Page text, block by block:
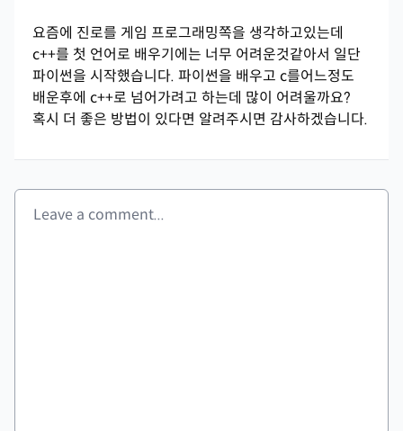
요즘에 진로를 게임 프로그래밍쪽을 생각하고있는데
c++를 첫 언어로 배우기에는 너무 어려운것같아서 일단
파이썬을 시작했습니다. 파이썬을 배우고 c를어느정도
배운후에 c++로 넘어가려고 하는데 많이 어려울까요?
혹시 더 좋은 방법이 있다면 알려주시면 감사하겠습니다.